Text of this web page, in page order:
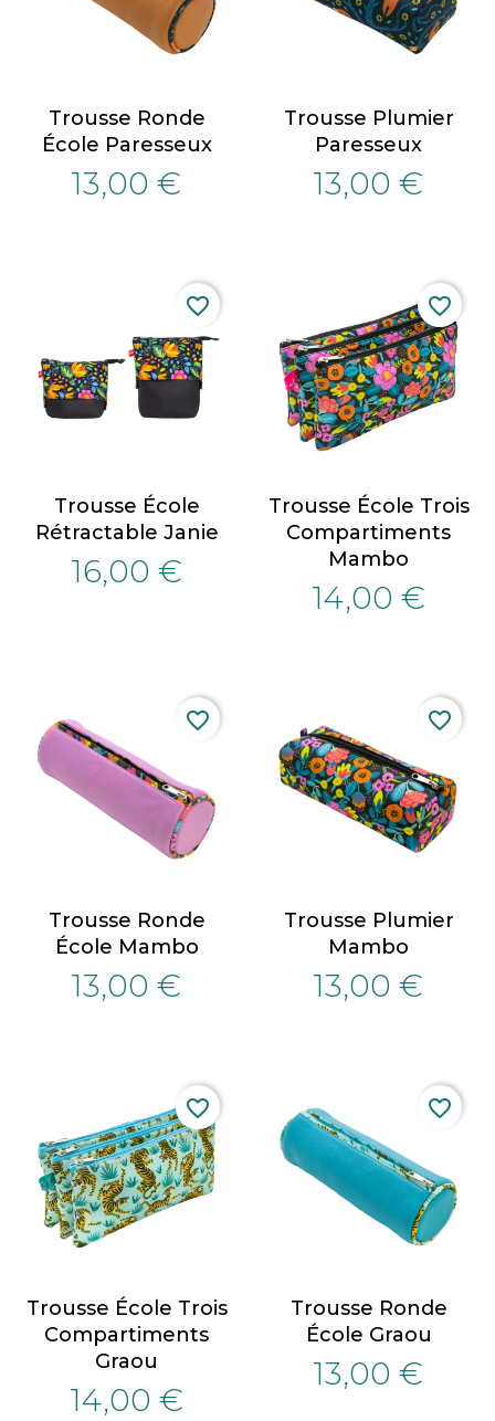
Trousse Ronde
École Paresseux
13,00 €
Trousse Plumier
Paresseux
13,00 €
Trousse École
Rétractable Janie
16,00 €
favorite_border
Trousse École Trois
Compartiments
Mambo
14,00 €
favorite_border
Trousse Ronde
École Mambo
13,00 €
favorite_border
Trousse Plumier
Mambo
13,00 €
favorite_border
Trousse École Trois
Compartiments
Graou
14,00 €
favorite_border
Trousse Ronde
École Graou
13,00 €
favorite_border